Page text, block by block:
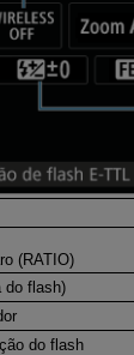
(RATIO)
do flash)
do flash